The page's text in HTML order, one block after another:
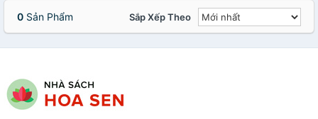
0 Sản Phẩm Sắp Xếp Theo